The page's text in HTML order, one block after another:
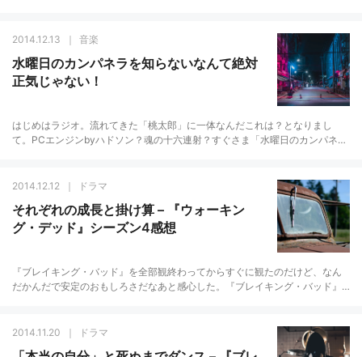
2014.12.13
音楽
水曜日のカンパネラを知らないなんて絶対
正気じゃない！
はじめはラジオ。流れてきた「桃太郎」に一体なんだこれは？となりまし
て。PCエンジンbyハドソン？魂の十六連射？すぐさま「水曜日のカンパネ
2014.12.12
ドラマ
それぞれの成長と掛け算 – 『ウォーキン
グ・デッド』シーズン4感想
『ブレイキング・バッド』を全部観終わってからすぐに観たのだけど、なん
だかんだで安定のおもしろさだなあと感心した。『ブレイキング・バッド』
2014.11.20
ドラマ